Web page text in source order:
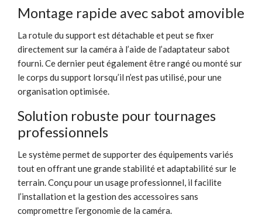
Montage rapide avec sabot amovible
La rotule du support est détachable et peut se fixer
directement sur la caméra à l’aide de l’adaptateur sabot
fourni. Ce dernier peut également être rangé ou monté sur
le corps du support lorsqu’il n’est pas utilisé, pour une
organisation optimisée.
Solution robuste pour tournages
professionnels
Le système permet de supporter des équipements variés
tout en offrant une grande stabilité et adaptabilité sur le
terrain. Conçu pour un usage professionnel, il facilite
l’installation et la gestion des accessoires sans
compromettre l’ergonomie de la caméra.